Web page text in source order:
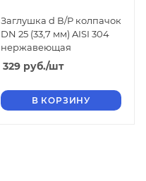
Заглушка d В/Р колпачок
DN 25 (33,7 мм) AISI 304
нержавеющая
329 руб./шт
В КОРЗИНУ